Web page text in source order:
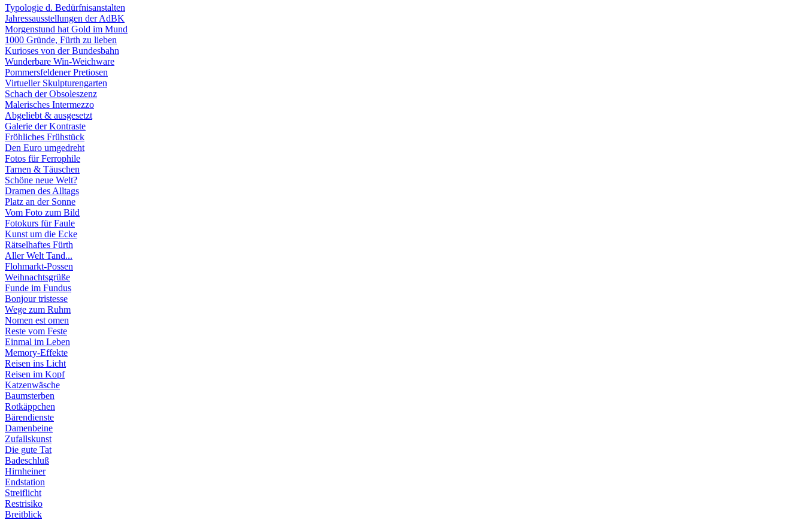
Typologie d. Bedürfnisanstalten
Jahressausstellungen der AdBK
Morgenstund hat Gold im Mund
1000 Gründe, Fürth zu lieben
Kurioses von der Bundesbahn
Wunderbare Win-Weichware
Pommersfeldener Pretiosen
Virtueller Skulpturengarten
Schach der Obsoleszenz
Malerisches Intermezzo
Abgeliebt & ausgesetzt
Galerie der Kontraste
Fröhliches Frühstück
Den Euro umgedreht
Fotos für Ferrophile
Tarnen & Täuschen
Schöne neue Welt?
Dramen des Alltags
Platz an der Sonne
Vom Foto zum Bild
Fotokurs für Faule
Kunst um die Ecke
Rätselhaftes Fürth
Aller Welt Tand...
Flohmarkt-Possen
Weihnachtsgrüße
Funde im Fundus
Bonjour tristesse
Wege zum Ruhm
Nomen est omen
Reste vom Feste
Einmal im Leben
Memory-Effekte
Reisen ins Licht
Reisen im Kopf
Katzenwäsche
Baumsterben
Rotkäppchen
Bärendienste
Damenbeine
Zufallskunst
Die gute Tat
Badeschluß
Hirnheiner
Endstation
Streiflicht
Restrisiko
Breitblick